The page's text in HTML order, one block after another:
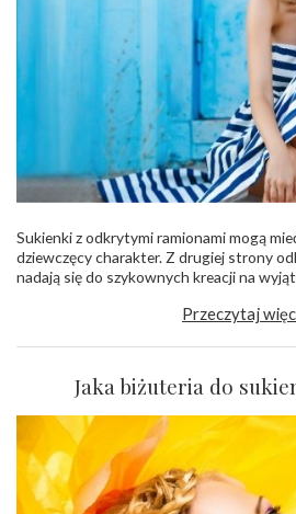
Sukienki z odkrytymi ramionami mogą
dziewczęcy charakter. Z drugiej strony
nadają się do szykownych kreacji na
Przeczytaj
Jaka biżuteria do